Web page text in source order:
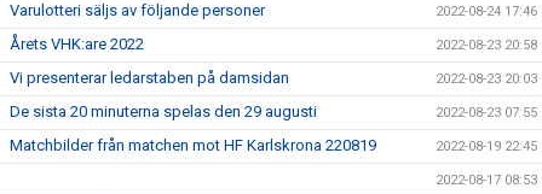
Varulotteri säljs av följande personer 2022-08-24 17:46
Årets VHK:are 2022 2022-08-23 20:58
Vi presenterar ledarstaben på damsidan 2022-08-23 20:03
De sista 20 minuterna spelas den 29 augusti 2022-08-23 07:55
Matchbilder från matchen mot HF Karlskrona 220819 2022-08-19 22:45
2022-08-17 08:53